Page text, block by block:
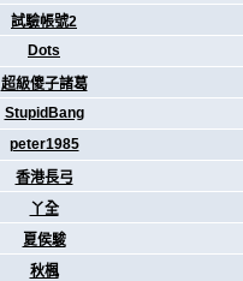
試驗帳號2
Dots
超級傻子諸葛
StupidBang
peter1985
香港長弓
丫全
夏侯駿
秋楓